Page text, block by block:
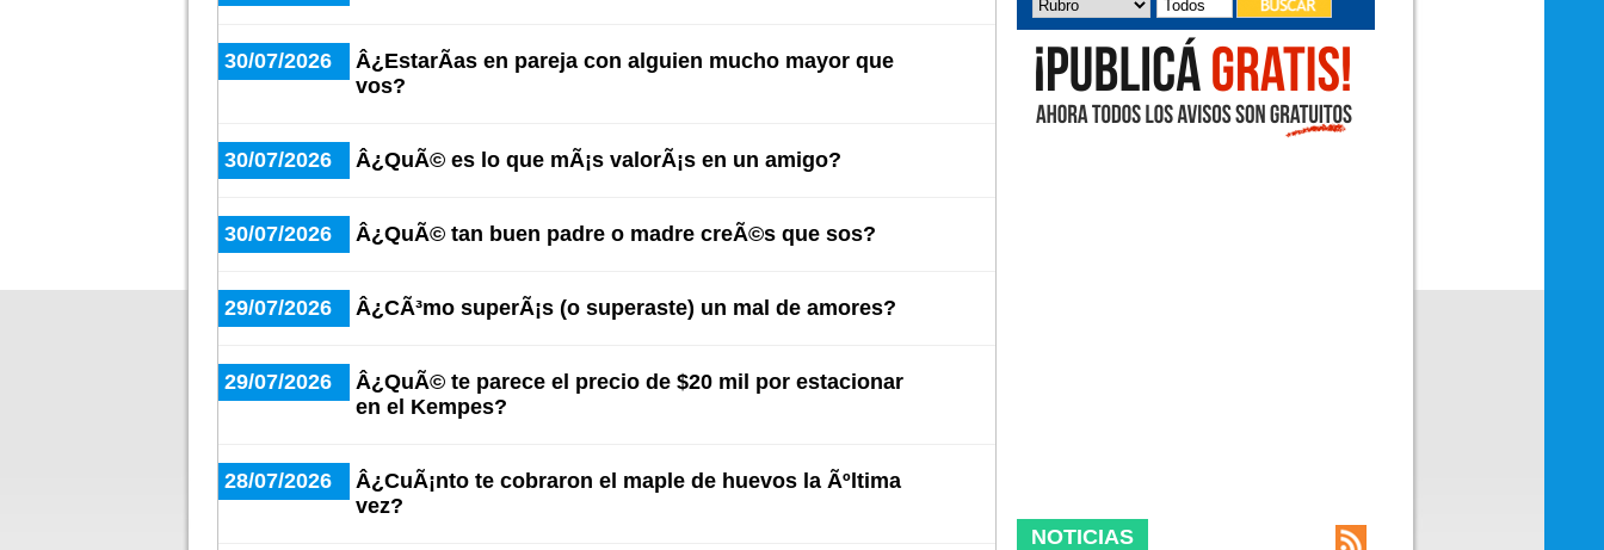
30/07/2026
Â¿EstarÃ­as en pareja con alguien mucho mayor que
vos?
30/07/2026 Â¿QuÃ© es lo que mÃ¡s valorÃ¡s en un amigo?
30/07/2026 Â¿QuÃ© tan buen padre o madre creÃ©s que sos?
29/07/2026 Â¿CÃ³mo superÃ¡s (o superaste) un mal de amores?
29/07/2026
Â¿QuÃ© te parece el precio de $20 mil por estacionar
en el Kempes?
28/07/2026
Â¿CuÃ¡nto te cobraron el maple de huevos la Ãºltima
vez?
Abel deleitó con sus canciones
NOTICIAS